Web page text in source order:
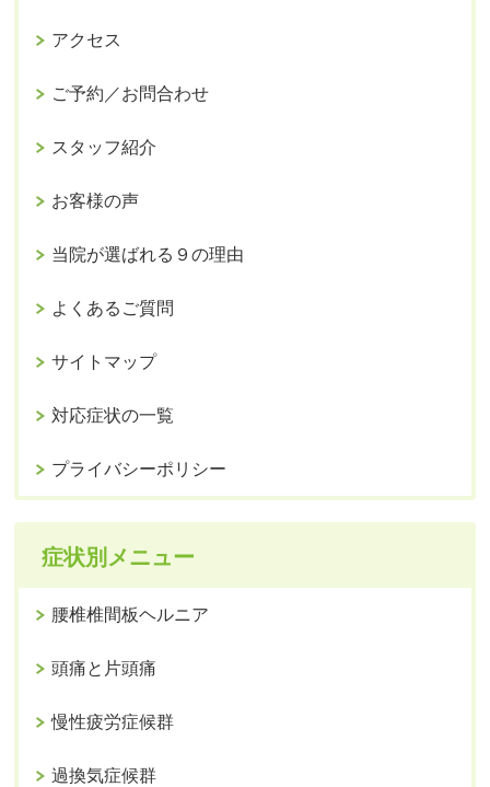
アクセス
ご予約／お問合わせ
スタッフ紹介
お客様の声
当院が選ばれる９の理由
よくあるご質問
サイトマップ
対応症状の一覧
プライバシーポリシー
症状別メニュー
腰椎椎間板ヘルニア
頭痛と片頭痛
慢性疲労症候群
過換気症候群